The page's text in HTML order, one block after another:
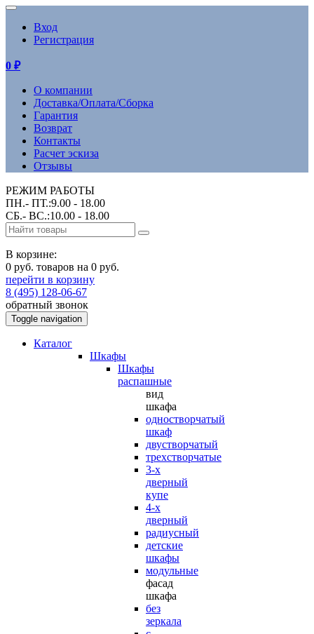
Вход
Регистрация
0 ₽
О компании
Доставка/Оплата/Сборка
Гарантия
Возврат
Контакты
Расчет эскиза
Отзывы
РЕЖИМ РАБОТЫ
ПН.- ПТ.:9.00 - 18.00
СБ.- ВС.:10.00 - 18.00
В корзине:
0 руб. товаров на 0 руб.
перейти в корзину
8 (495) 128-06-67
обратный звонок
Toggle navigation
Каталог
Шкафы
Шкафы
распашные
вид
шкафа
одностворчатый
шкаф
двустворчатый
трехстворчатые
3-х
дверный
купе
4-х
дверный
радиусный
детские
шкафы
модульные
фасад
шкафа
без
зеркала